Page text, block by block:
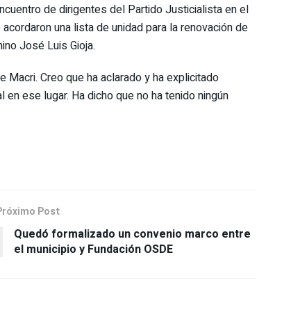
de dirigentes del Partido Justicialista en el
una lista de unidad para la renovación de
José Luis Gioja.
Creo que ha aclarado y ha explicitado
ese lugar. Ha dicho que no ha tenido ningún
Post
Quedó formalizado un convenio marco entre
el municipio y Fundación OSDE